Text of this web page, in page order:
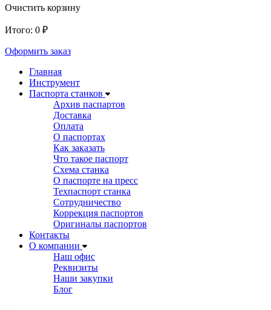
Очистить корзину
Итого: 0 ₽
Оформить заказ
Главная
Инструмент
Паспорта станков
Архив паспартов
Доставка
Оплата
О паспортах
Как заказать
Что такое паспорт
Схема станка
О паспорте на пресс
Техпаспорт станка
Сотрудничество
Коррекция паспортов
Оригиналы паспортов
Контакты
О компании
Наш офис
Реквизиты
Наши закупки
Блог